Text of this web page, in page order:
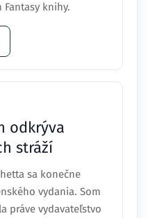
knihy.
odkrýva
stráží
sa konečne
vydania. Som
práve vydavateľstvo